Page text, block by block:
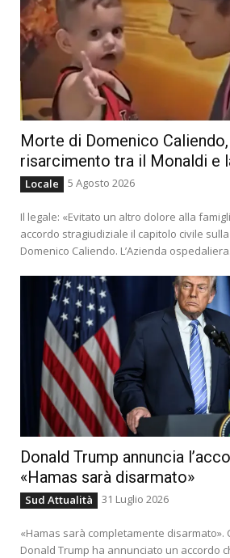
Morte di Domenico
risarcimento tra il Monaldi e
Locale 5 Agosto 2026
Il legale: «Evitato un altro dolore alla
accordo stragiudiziale il capitolo civile
Domenico Caliendo. L’Azienda
Donald Trump annuncia
«Hamas sarà disarmato»
Sud Attualità 31 Luglio 2026
«Hamas sarà completamente disarmato».
Donald Trump ha annunciato un accordo